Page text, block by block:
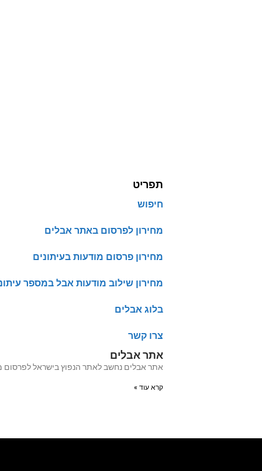
תפריט
חיפוש
מחירון לפרסום באתר אבלים
מחירון פרסום מודעות בעיתונים
מחירון שילוב מודעות אבל במספר
בלוג אבלים
צרו קשר
אתר אבלים
אתר אבלים נחשב לאתר הנפוץ בישראל לפרסום מודעות אבל מעל 20 שנה האתר עבר
קרא עוד »